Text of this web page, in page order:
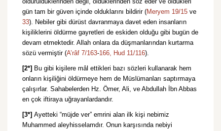
gün tam bir güven içinde olduklarını bildirir (Meryem 19/15 ve
33). Nebiler gibi dürüst davranmaya davet eden insanların
kişiliklerini öldürme gayretleri de eskiden olduğu gibi bugün de
devam etmektedir. Allah onlara da düşmanlarından kurtarma
sözü vermiştir (A’râf 7/163-166, Hud 11/116).
[2*] Bu gibi kişilere mâl ettikleri bazı sözleri kullanarak hem
onların kişiliğini öldürmeye hem de Müslümanları saptırmaya
çalışırlar. Sahabelerden Hz. Ömer, Ali, ve Abdullah İbn Abbas
en çok iftiraya uğrayanlardandır.
[3*] Ayetteki “müjde ver” emrini alan ilk kişi nebimiz
Muhammed aleyhisselamdır. Onun karşısında nebiyi